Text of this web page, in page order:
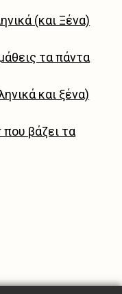
(και Ξένα)
τα πάντα
και ξένα)
βάζει τα